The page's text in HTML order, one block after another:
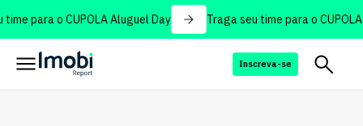
para o CUPOLA Aluguel Day Traga seu time para o CUPOLA
Inscreva-se